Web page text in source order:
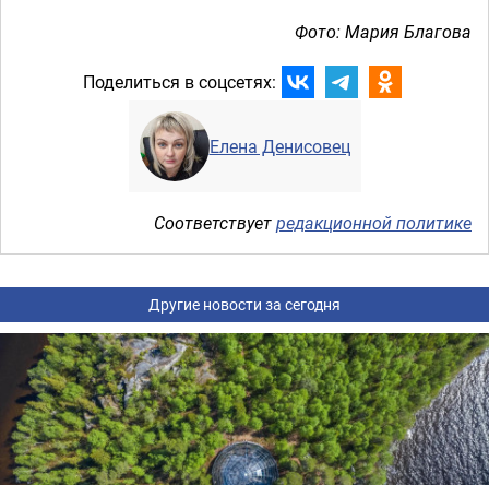
Фото: Мария Благова
Поделиться в соцсетях:
Елена Денисовец
Соответствуетредакционной политике
Другие новости за сегодня